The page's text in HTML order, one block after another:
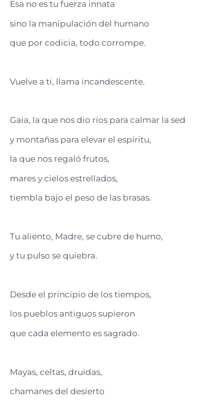
Esa no es tu fuerza innata
sino la manipulación del humano
que por codicia, todo corrompe.
Vuelve a ti, llama incandescente.
Gaia, la que nos dio ríos para calmar la sed
y montañas para elevar el espíritu,
la que nos regaló frutos,
mares y cielos estrellados,
tiembla bajo el peso de las brasas.
Tu aliento, Madre, se cubre de humo,
y tu pulso se quiebra.
Desde el principio de los tiempos,
los pueblos antiguos supieron
que cada elemento es sagrado.
Mayas, celtas, druidas,
chamanes del desierto